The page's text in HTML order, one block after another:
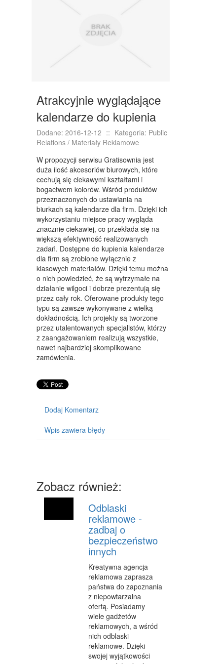
DOMY, MIESZKANIA
KURSY I SZKOLENIA
TŁUMACZENIA
BIZNES ONLINE
BIŻUTERIA
DLA DZIECI
MEBLE
WYPOSAŻENIE WNĘTRZ
WYPOSAŻENIE ŁAZIENKI
ODZIEŻ
SPORT
ELEKTRONIKA, RTV, AGD
ART. DLA ZWIERZĄT
OGRÓD, ROŚLINY
CHEMIA
MATERIAŁY EKSPLOATACYJNE
INNE SKLEPY
SPRZĘT
PRZEMYSŁ METALOWY
PRZEWÓZ
TRANSPORT
CZĘŚCI SAMOCHODOWE
WYNAJEM
USŁUGI MOTORYZACYJNE
SALONY, KOMISY
PUBLIC RELATIONS
AGENCJE REKLAMOWE
MATERIAŁY REKLAMOWE
Atrakcyjnie wyglądające
kalendarze do kupienia
Dodane: 2016-12-12 :: Kategoria: Public
Relations / Materiały Reklamowe
W propozycji serwisu Gratisownia jest
duża ilość akcesoriów biurowych, które
cechują się ciekawymi kształtami i
bogactwem kolorów. Wśród produktów
przeznaczonych do ustawiania na
biurkach są kalendarze dla firm. Dzięki ich
wykorzystaniu miejsce pracy wygląda
znacznie ciekawiej, co przekłada się na
większą efektywność realizowanych
zadań. Dostępne do kupienia kalendarze
dla firm są zrobione wyłącznie z
klasowych materiałów. Dzięki temu można
o nich powiedzieć, że są wytrzymałe na
działanie wilgoci i dobrze prezentują się
przez cały rok. Oferowane produkty tego
typu są zawsze wykonywane z wielką
dokładnością. Ich projekty są tworzone
przez utalentowanych specjalistów, którzy
z zaangażowaniem realizują wszystkie,
nawet najbardziej skomplikowane
zamówienia.
Dodaj Komentarz
Wpis zawiera błędy
Zobacz również:
Odblaski
reklamowe -
zadbaj o
bezpieczeństwo
innych
Kreatywna agencja
reklamowa zaprasza
państwa do zapoznania
z niepowtarzalna
ofertą. Posiadamy
wiele gadżetów
reklamowych, a wśród
nich odblaski
reklamowe. Dzięki
swojej wyjątkowości